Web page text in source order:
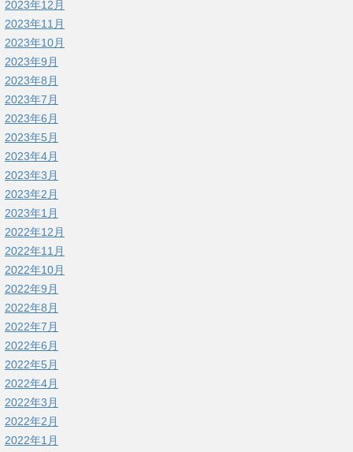
2023年12月
2023年11月
2023年10月
2023年9月
2023年8月
2023年7月
2023年6月
2023年5月
2023年4月
2023年3月
2023年2月
2023年1月
2022年12月
2022年11月
2022年10月
2022年9月
2022年8月
2022年7月
2022年6月
2022年5月
2022年4月
2022年3月
2022年2月
2022年1月